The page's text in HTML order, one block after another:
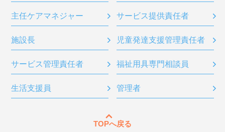
主任ケアマネジャー サービス提供責任者
施設長 児童発達支援管理責任者
サービス管理責任者 福祉用具専門相談員
生活支援員 管理者
TOPへ戻る